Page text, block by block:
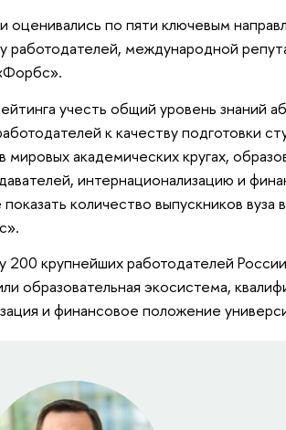
оценивались по пяти ключевым
работодателей, международной
учесть общий уровень знаний
к качеству подготовки
мировых академических кругах,
интернационализацию и
количество выпускников вуза
крупнейших работодателей
образовательная экосистема,
и финансовое положение